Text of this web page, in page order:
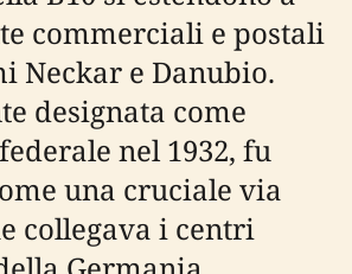
commerciali e postali
Neckar e Danubio.
designata come
nel 1932, fu
una cruciale via
collegava i centri